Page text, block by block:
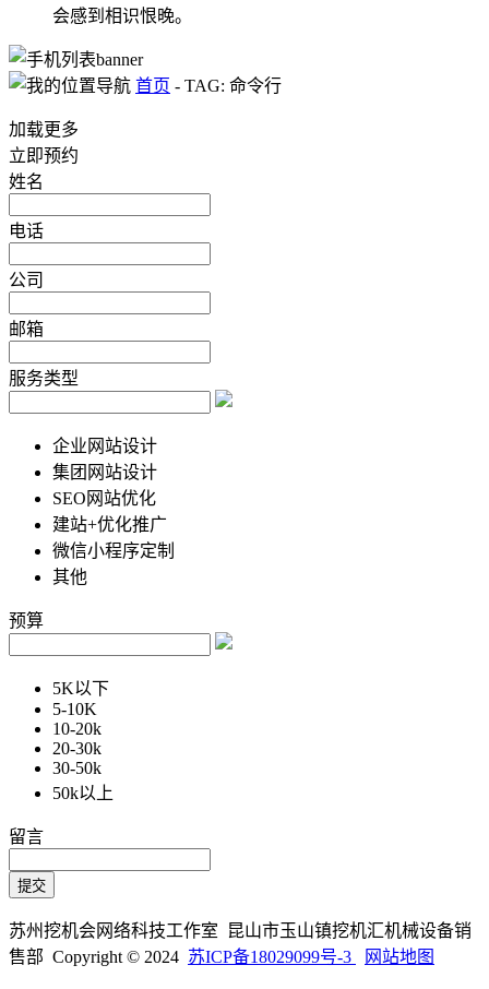
会感到相识恨晚。
首页 - TAG: 命令行
加载更多
立即预约
姓名
电话
公司
邮箱
服务类型
企业网站设计
集团网站设计
SEO网站优化
建站+优化推广
微信小程序定制
其他
预算
5K以下
5-10K
10-20k
20-30k
30-50k
50k以上
留言
苏州挖机会网络科技工作室 昆山市玉山镇挖机汇机械设备销
售部 Copyright © 2024 苏ICP备18029099号-3 网站地图